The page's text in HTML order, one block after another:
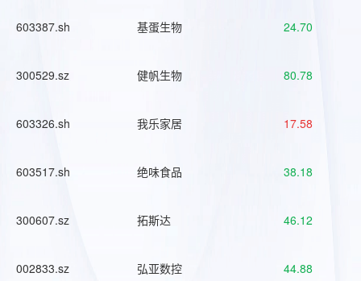
603387.sh 基蛋生物 24.70
300529.sz 健帆生物 80.78
603326.sh 我乐家居 17.58
603517.sh 绝味食品 38.18
300607.sz 拓斯达 46.12
002833.sz 弘亚数控 44.88